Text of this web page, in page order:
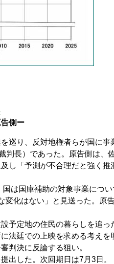
側ー
り、反対地権者らが国に事
判長）であった。原告側は、
し「予測が不合理だと強く推
は国庫補助の対象事業につ
化はない」と見送った。原
予定地の住民の暮らしを追っ
法廷での上映を求める考えを
判決に反論する狙い。
出した。次回期日は7月3日。